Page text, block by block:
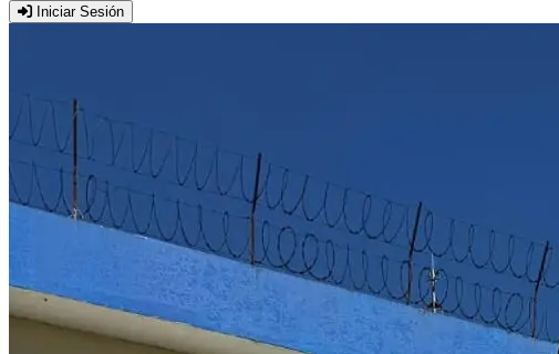
Iniciar Sesión